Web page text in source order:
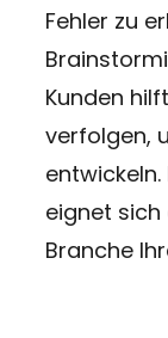
Fehler zu
Kunden
verfolgen,
eignet sich
Branche